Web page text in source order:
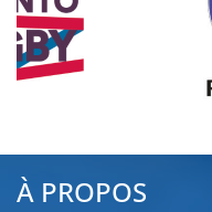
À PROPOS